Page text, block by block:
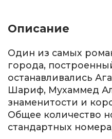
Описание
Один из самых
города,
останавливались
Шариф, Мухаммед
знаменитости и
Общее количество
стандартных